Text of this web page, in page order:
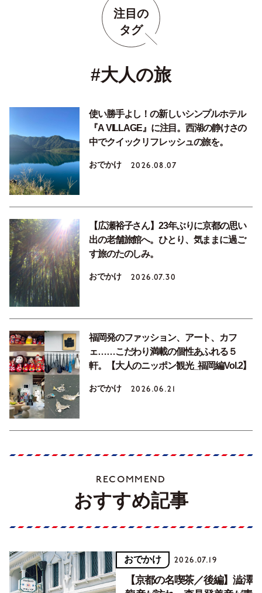
注目の
タグ
#大人の旅
使い勝手よし！の新しいシンプルホテル
『A VILLAGE』に注目。西湖の静けさの
中でクイックリフレッシュの旅を。
おでかけ 2026.08.07
【広瀬裕子さん】23年ぶりに京都の思い
出の老舗旅館へ。ひとり、気ままに過ご
す旅のたのしみ。
おでかけ 2026.07.30
福岡発のファッション、アート、カフ
ェ……こだわり満載の個性あふれる５
軒。【大人のニッポン観光_福岡編Vol.2】
おでかけ 2026.06.21
RECOMMEND
おすすめ記事
おでかけ 2026.07.19
【京都の名喫茶／後編】澁澤